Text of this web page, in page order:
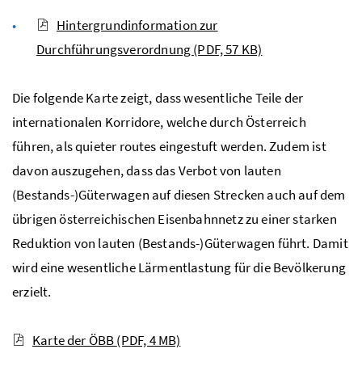
Hintergrundinformation zur
Durchführungsverordnung(PDF, 57 KB)
Die folgende Karte zeigt, dass wesentliche Teile der
internationalen Korridore, welche durch Österreich
führen, alsquieter routeseingestuft werden. Zudem ist
davon auszugehen, dass das Verbot von lauten
(Bestands-)Güterwagen auf diesen Strecken auch auf dem
übrigen österreichischen Eisenbahnnetz zu einer starken
Reduktion von lauten (Bestands-)Güterwagen führt. Damit
wird eine wesentliche Lärmentlastung für die Bevölkerung
erzielt.
Karte der ÖBB(PDF, 4 MB)